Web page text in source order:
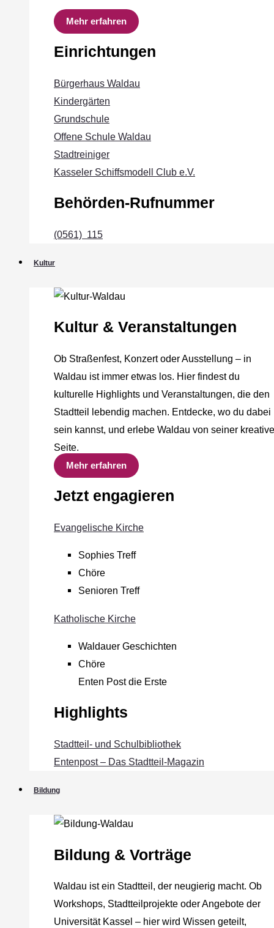
Mehr erfahren
Einrichtungen
Bürgerhaus Waldau
Kindergärten
Grundschule
Offene Schule Waldau
Stadtreiniger
Kasseler Schiffsmodell Club e.V.
Behörden-Rufnummer
(0561) 115
Kultur
Kultur & Veranstaltungen
Ob Straßenfest, Konzert oder Ausstellung – in
Waldau ist immer etwas los. Hier findest du
kulturelle Highlights und Veranstaltungen, die den
Stadtteil lebendig machen. Entdecke, wo du dabei
sein kannst, und erlebe Waldau von seiner
Seite.
Mehr erfahren
Jetzt engagieren
Evangelische Kirche
Sophies Treff
Chöre
Senioren Treff
Katholische Kirche
Waldauer Geschichten
Chöre
Enten Post die Erste
Highlights
Stadtteil- und Schulbibliothek
Entenpost – Das Stadtteil-Magazin
Bildung
Bildung & Vorträge
Waldau ist ein Stadtteil, der neugierig macht. Ob
Workshops, Stadtteilprojekte oder Angebote der
Universität Kassel – hier wird Wissen geteilt,